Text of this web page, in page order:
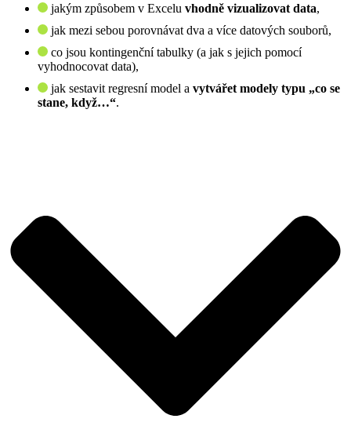
jakým způsobem v Excelu vhodně vizualizovat data,
jak mezi sebou porovnávat dva a více datových souborů,
co jsou kontingenční tabulky (a jak s jejich pomocí
vyhodnocovat data),
jak sestavit regresní model a vytvářet modely typu „co se
stane, když…“.